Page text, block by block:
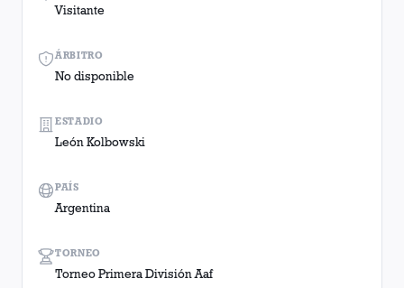
ÁRBITRO
No disponible
TORNEO
Torneo Primera División Aaf
Visitante
ESTADIO
León Kolbowski
PAÍS
Argentina